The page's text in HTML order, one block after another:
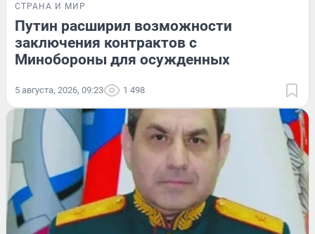
СТРАНА И МИР
Путин расширил возможности
заключения контрактов с
Минобороны для осужденных
5 августа, 2026, 09:23 1 498